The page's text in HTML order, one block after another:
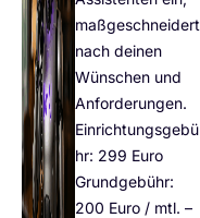
maßgeschneidert
nach deinen
Wünschen und
Anforderungen.
Einrichtungsgebü
hr: 299 Euro
Grundgebühr:
200 Euro / mtl. –